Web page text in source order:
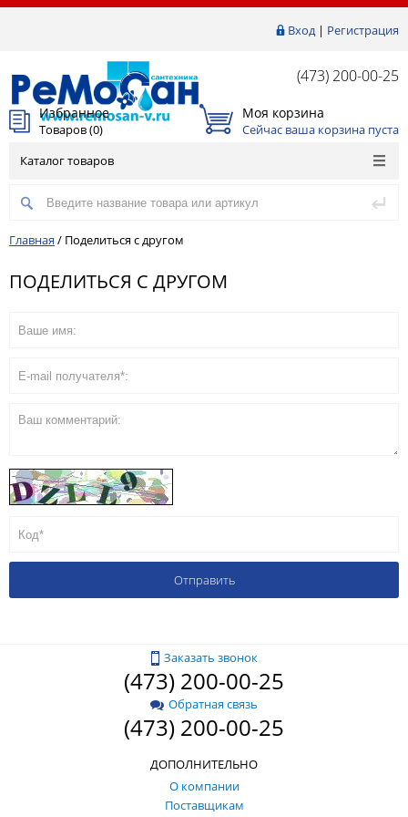
Вход| Регистрация
(473) 200-00-25
Избранное
Товаров (0)
Моя корзина
Сейчас ваша корзина пуста
Каталог товаров
Главная / Поделиться с другом
ПОДЕЛИТЬСЯ С ДРУГОМ
Заказать звонок
(473) 200-00-25
Обратная связь
(473) 200-00-25
ДОПОЛНИТЕЛЬНО
О компании
Поставщикам